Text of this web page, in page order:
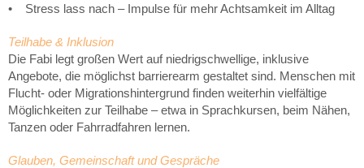
• Stress lass nach – Impulse für mehr Achtsamkeit im Alltag
Teilhabe & Inklusion
Die Fabi legt großen Wert auf niedrigschwellige, inklusive
Angebote, die möglichst barrierearm gestaltet sind. Menschen mit
Flucht- oder Migrationshintergrund finden weiterhin vielfältige
Möglichkeiten zur Teilhabe – etwa in Sprachkursen, beim Nähen,
Tanzen oder Fahrradfahren lernen.
Glauben, Gemeinschaft und Gespräche